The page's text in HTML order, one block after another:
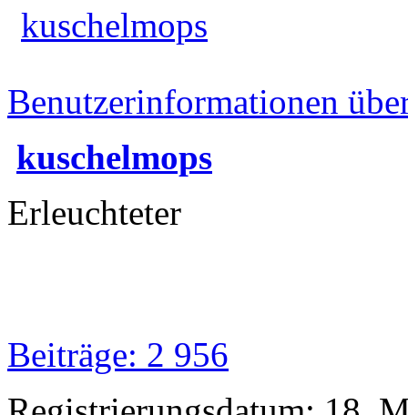
kuschelmops
Benutzerinformationen
kuschelmops
Erleuchteter
Beiträge: 2 956